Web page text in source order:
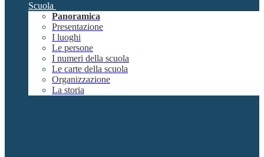
Scuola
Panoramica
Presentazione
I luoghi
Le persone
I numeri della scuola
Le carte della scuola
Organizzazione
La storia